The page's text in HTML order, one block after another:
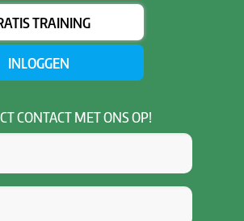
TRAINING
INLOGGEN
CONTACT MET ONS OP!